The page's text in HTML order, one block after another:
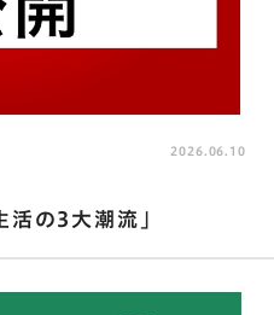
活の3⼤潮流」
2026.06.10